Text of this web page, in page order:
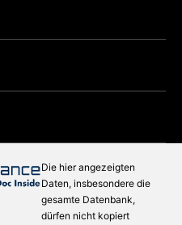
Die hier angezeigten
Daten, insbesondere die
gesamte Datenbank,
dürfen nicht kopiert